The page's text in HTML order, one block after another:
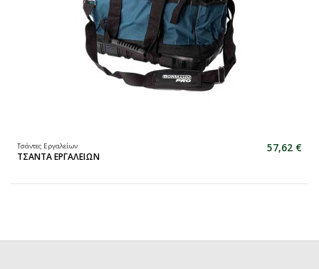
Τσάντες Εργαλείων
ΤΣΑΝΤΑ ΕΡΓΑΛΕΙΩΝ
57,62 €